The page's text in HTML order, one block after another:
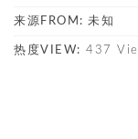
来源FROM: 未知
热度VIEW: 437